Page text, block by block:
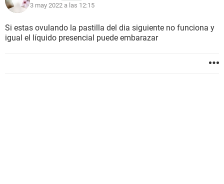
3 may 2022 a las 12:15
Si estas ovulando la pastilla del dia siguiente no funciona y
igual el líquido presencial puede embarazar